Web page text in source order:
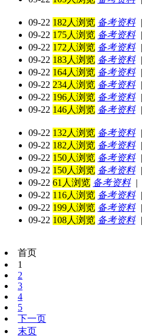
09-22 182人浏览 备考资料|
09-22 175人浏览 备考资料|
09-22 172人浏览 备考资料|
09-22 183人浏览 备考资料|
09-22 164人浏览 备考资料|
09-22 234人浏览 备考资料|
09-22 196人浏览 备考资料|
09-22 146人浏览 备考资料|
09-22 132人浏览 备考资料|
09-22 182人浏览 备考资料|
09-22 150人浏览 备考资料|
09-22 150人浏览 备考资料|
09-22 61人浏览 备考资料|
09-22 116人浏览 备考资料|
09-22 199人浏览 备考资料|
09-22 108人浏览 备考资料|
首页
1
2
3
4
5
下一页
末页